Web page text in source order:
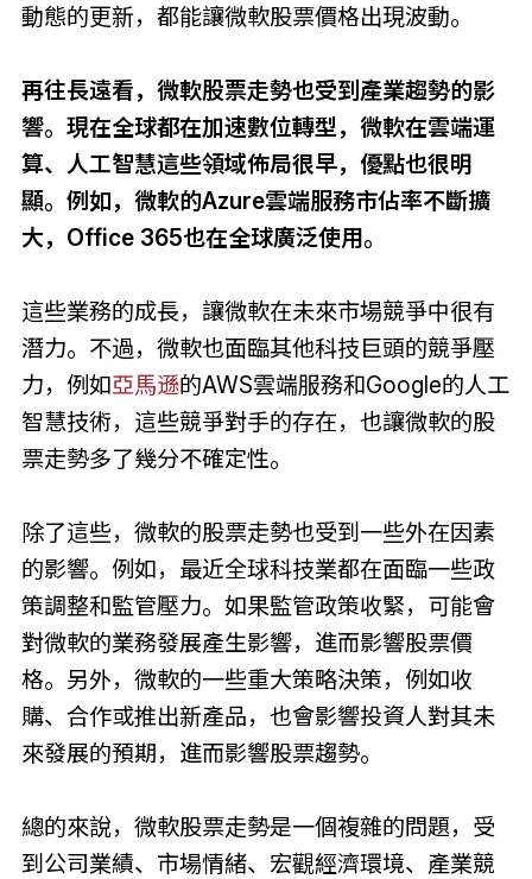
動態的更新，都能讓微軟股票價格出現波動。
再往長遠看，微軟股票走勢也受到產業趨勢的影
響。現在全球都在加速數位轉型，微軟在雲端運
算、人工智慧這些領域佈局很早，優點也很明
顯。例如，微軟的Azure雲端服務市佔率不斷擴
大，Office 365也在全球廣泛使用。
這些業務的成長，讓微軟在未來市場競爭中很有
潛力。不過，微軟也面臨其他科技巨頭的競爭壓
力，例如亞馬遜的AWS雲端服務和Google的人工
智慧技術，這些競爭對手的存在，也讓微軟的股
票走勢多了幾分不確定性。
除了這些，微軟的股票走勢也受到一些外在因素
的影響。例如，最近全球科技業都在面臨一些政
策調整和監管壓力。如果監管政策收緊，可能會
對微軟的業務發展產生影響，進而影響股票價
格。另外，微軟的一些重大策略決策，例如收
購、合作或推出新產品，也會影響投資人對其未
來發展的預期，進而影響股票趨勢。
總的來說，微軟股票走勢是一個複雜的問題，受
到公司業績、市場情緒、宏觀經濟環境、產業競